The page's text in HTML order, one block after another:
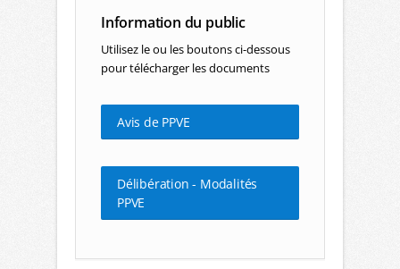
Information du public
Utilisez le ou les boutons ci-dessous
pour télécharger les documents
Avis de PPVE
Délibération - Modalités
PPVE